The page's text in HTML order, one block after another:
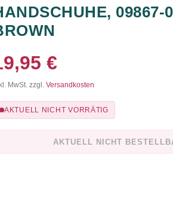
09867-
€
MwSt. zzgl. Versandkosten
AKTUELL NICHT VORRÄTIG
AKTUELL NICHT